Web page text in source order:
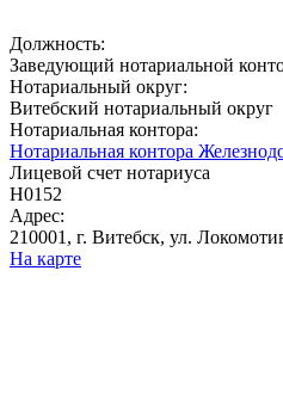
Должность:
Заведующий нотариальной
Нотариальный округ:
Витебский нотариальный округ
Нотариальная контора:
Нотариальная контора
Лицевой счет нотариуса
Н0152
Адрес:
210001, г. Витебск, ул.
На карте